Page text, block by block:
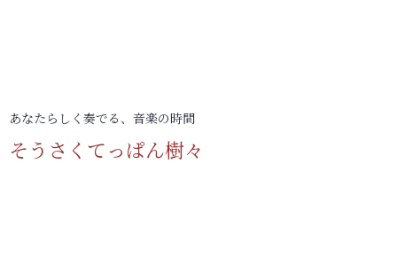
あなたらしく奏でる、音楽の時間
そうさくてっぱん樹々